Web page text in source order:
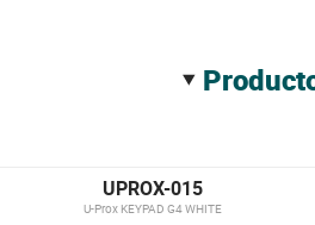
UPROX-015
U-Prox KEYPAD G4 WHITE